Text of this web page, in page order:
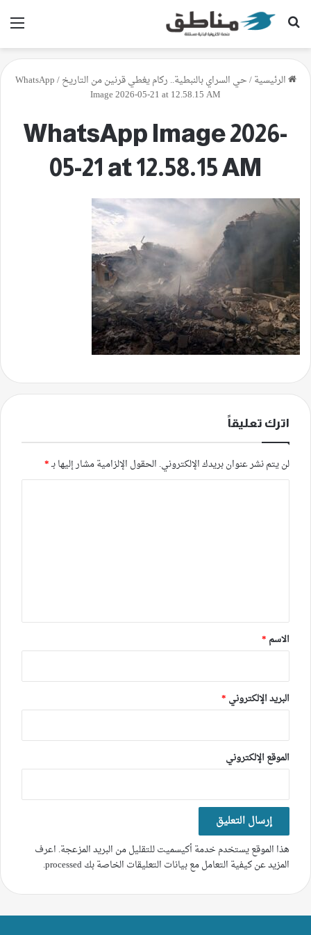
بحث عن
الرئيسية/حي السراي بالنبطية.. ركام يغطي قرنين من التاريخ/
WhatsApp
Image 2026-05-21 at 12.58.15 AM
WhatsApp Image 2026-
05-21 at 12.58.15 AM
اترك تعليقاً
لن يتم نشر عنوان بريدك الإلكتروني. الحقول الإلزامية مشار إليها بـ*
*
الاسم *
البريد الإلكتروني *
الموقع الإلكتروني
هذا الموقع يستخدم خدمة أكيسميت للتقليل من البريد المزعجة. اعرف
المزيد عن كيفية التعامل مع بيانات التعليقات الخاصة بك processed
.